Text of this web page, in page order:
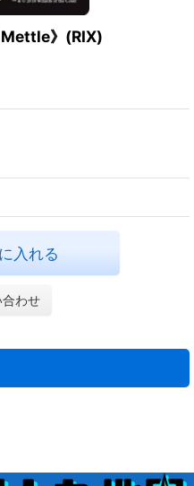
》(RIX)
入れる
わせ